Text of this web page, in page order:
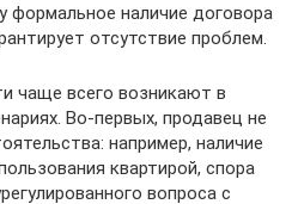
формальное наличие договора
отсутствие проблем.
чаще всего возникают в
Во-первых, продавец не
например, наличие
квартирой, спора
вопроса с